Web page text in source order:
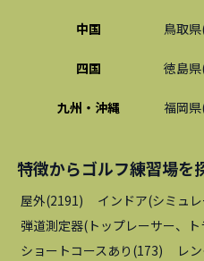
中国 鳥取県
四国 徳島県
九州・沖縄 福岡県
特徴からゴルフ練習場を
屋外(2191) インドア(シミュ
弾道測定器(トップレーサー、
ショートコースあり (173) レ